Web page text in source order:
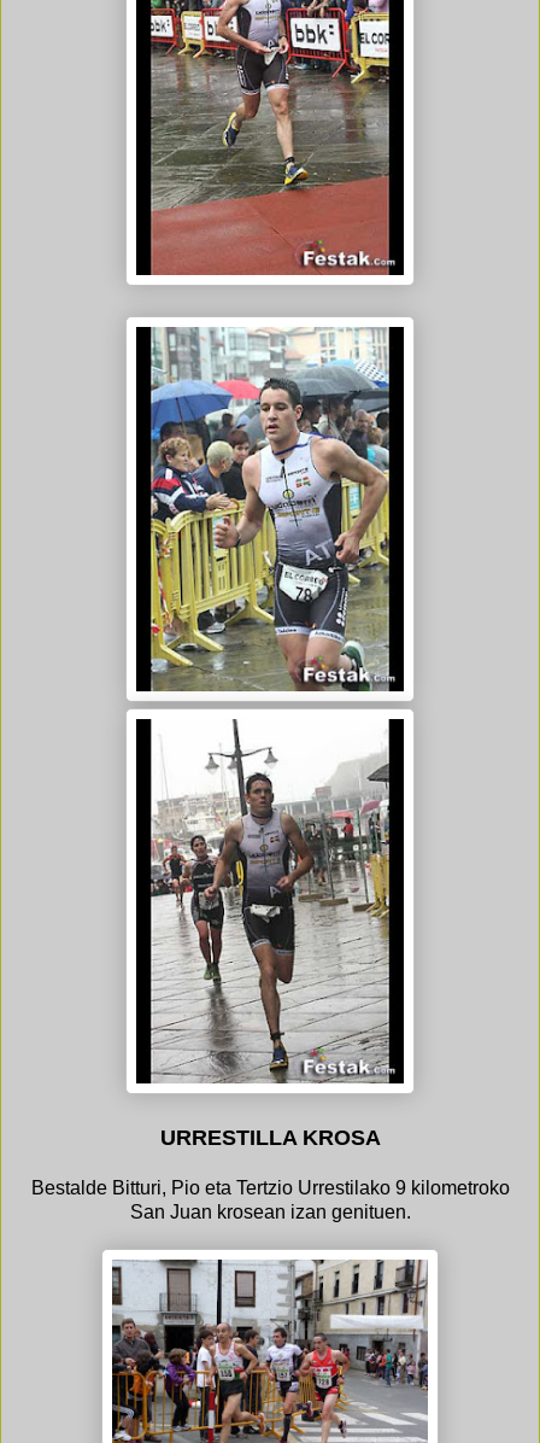
URRESTILLA KROSA
Bestalde Bitturi, Pio eta Tertzio Urrestilako 9 kilometroko
San Juan krosean izan genituen.